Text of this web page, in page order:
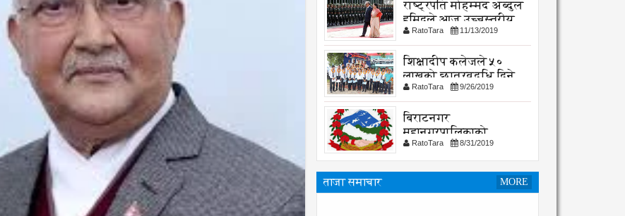
राष्ट्रपति मोहम्मद अब्दुल
हमिदले आज उच्चस्तरीय
भेटवार्ता गर्नु हुदै,
RatoTara 11/13/2019
शिक्षादीप कलेजले ५०
लाखको छात्रवृद्धि दिने
घोषणा
RatoTara 9/26/2019
बिराटनगर
महानगरपालिकाको
सार्वजनिक -सुचना
RatoTara 8/31/2019
ताजा समाचार MORE